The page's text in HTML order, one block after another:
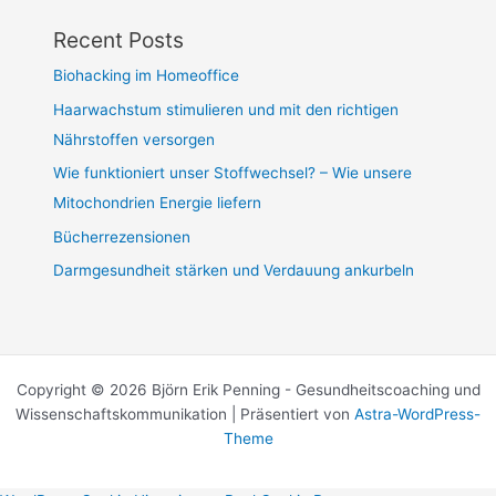
Recent Posts
Biohacking im Homeoffice
Haarwachstum stimulieren und mit den richtigen
Nährstoffen versorgen
Wie funktioniert unser Stoffwechsel? – Wie unsere
Mitochondrien Energie liefern
Bücherrezensionen
Darmgesundheit stärken und Verdauung ankurbeln
Copyright © 2026 Björn Erik Penning - Gesundheitscoaching und
Wissenschaftskommunikation | Präsentiert von Astra-WordPress-
Theme